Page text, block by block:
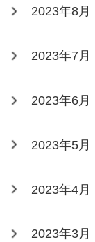
2023年8月
2023年7月
2023年6月
2023年5月
2023年4月
2023年3月